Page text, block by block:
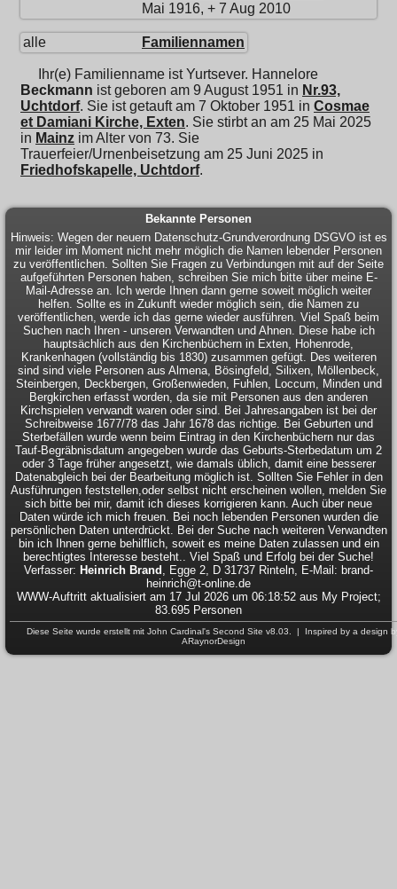
Mai 1916, + 7 Aug 2010
alle Familiennamen
Ihr(e) Familienname ist Yurtsever. Hannelore
Beckmann ist geboren am 9 August 1951 in Nr.93,
Uchtdorf. Sie ist getauft am 7 Oktober 1951 in Cosmae
et Damiani Kirche, Exten. Sie stirbt an am 25 Mai 2025
in Mainz im Alter von 73. Sie
Trauerfeier/Urnenbeisetzung am 25 Juni 2025 in
Friedhofskapelle, Uchtdorf.
Bekannte Personen
Hinweis: Wegen der neuern Datenschutz-Grundverordnung DSGVO ist es
mir leider im Moment nicht mehr möglich die Namen lebender Personen
zu veröffentlichen. Sollten Sie Fragen zu Verbindungen mit auf der Seite
aufgeführten Personen haben, schreiben Sie mich bitte über meine E-
Mail-Adresse an. Ich werde Ihnen dann gerne soweit möglich weiter
helfen. Sollte es in Zukunft wieder möglich sein, die Namen zu
veröffentlichen, werde ich das gerne wieder ausführen. Viel Spaß beim
Suchen nach Ihren - unseren Verwandten und Ahnen. Diese habe ich
hauptsächlich aus den Kirchenbüchern in Exten, Hohenrode,
Krankenhagen (vollständig bis 1830) zusammen gefügt. Des weiteren
sind sind viele Personen aus Almena, Bösingfeld, Silixen, Möllenbeck,
Steinbergen, Deckbergen, Großenwieden, Fuhlen, Loccum, Minden und
Bergkirchen erfasst worden, da sie mit Personen aus den anderen
Kirchspielen verwandt waren oder sind. Bei Jahresangaben ist bei der
Schreibweise 1677/78 das Jahr 1678 das richtige. Bei Geburten und
Sterbefällen wurde wenn beim Eintrag in den Kirchenbüchern nur das
Tauf-Begräbnisdatum angegeben wurde das Geburts-Sterbedatum um 2
oder 3 Tage früher angesetzt, wie damals üblich, damit eine besserer
Datenabgleich bei der Bearbeitung möglich ist. Sollten Sie Fehler in den
Ausführungen feststellen,oder selbst nicht erscheinen wollen, melden Sie
sich bitte bei mir, damit ich dieses korrigieren kann. Auch über neue
Daten würde ich mich freuen. Bei noch lebenden Personen wurden die
persönlichen Daten unterdrückt. Bei der Suche nach weiteren Verwandten
bin ich Ihnen gerne behilflich, soweit es meine Daten zulassen und ein
berechtigtes Interesse besteht.. Viel Spaß und Erfolg bei der Suche!
Verfasser: Heinrich Brand , Egge 2, D 31737 Rinteln, E-Mail: brand-
heinrich@t-online.de
WWW-Auftritt aktualisiert am 17 Jul 2026 um 06:18:52 aus My Project;
83.695 Personen
Diese Seite wurde erstellt mit John Cardinal's Second Site v8.03. | Inspired by a design
ARaynorDesign